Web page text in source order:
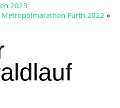
2023
Metropolmarathon Fürth 2022 »